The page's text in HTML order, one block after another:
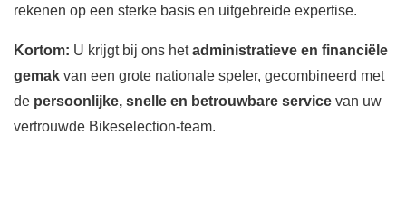
rekenen op een sterke basis en uitgebreide expertise.
Kortom: U krijgt bij ons hetadministratieve en financiële
gemak van een grote nationale speler, gecombineerd met
de persoonlijke, snelle en betrouwbare service van uw
vertrouwde Bikeselection-team.